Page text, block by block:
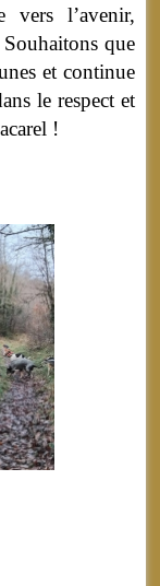
vers l’avenir,
que
et continue
le respect et
!